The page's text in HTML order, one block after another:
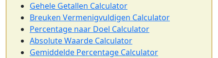
Gehele Getallen Calculator
Breuken Vermenigvuldigen Calculator
Percentage naar Doel Calculator
Absolute Waarde Calculator
Gemiddelde Percentage Calculator